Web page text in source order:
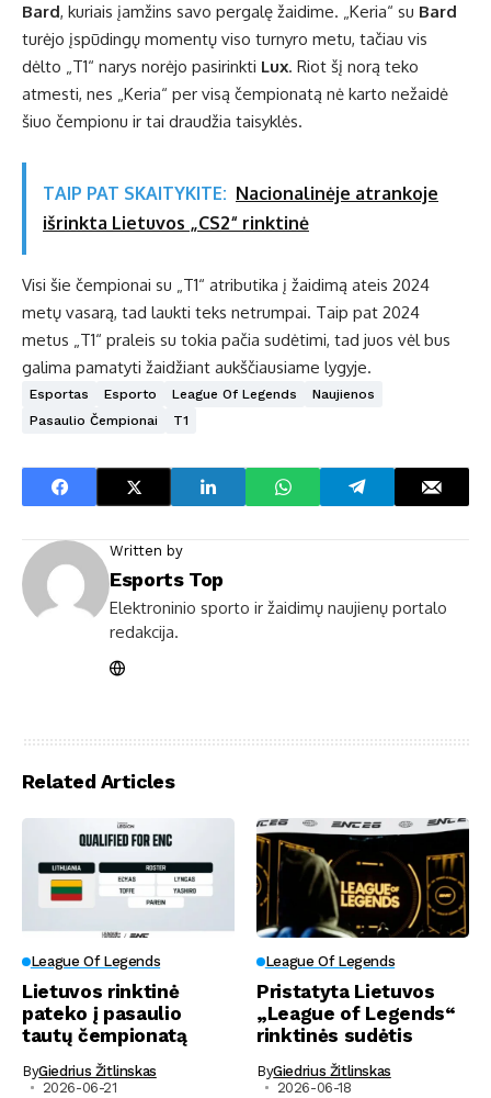
Bard, kuriais įamžins savo pergalę žaidime. „Keria“ su Bard
turėjo įspūdingų momentų viso turnyro metu, tačiau vis
dėlto „T1“ narys norėjo pasirinkti Lux. Riot šį norą teko
atmesti, nes „Keria“ per visą čempionatą nė karto nežaidė
šiuo čempionu ir tai draudžia taisyklės.
TAIP PAT SKAITYKITE: Nacionalinėje atrankoje
išrinkta Lietuvos „CS2“ rinktinė
Visi šie čempionai su „T1“ atributika į žaidimą ateis 2024
metų vasarą, tad laukti teks netrumpai. Taip pat 2024
metus „T1“ praleis su tokia pačia sudėtimi, tad juos vėl bus
galima pamatyti žaidžiant aukščiausiame lygyje.
Esportas Esporto League Of Legends
Naujienos
Pasaulio Čempionai
T1
Written by
Esports Top
Elektroninio sporto ir žaidimų naujienų portalo
redakcija.
Related Articles
League Of Legends
Lietuvos rinktinė
pateko į pasaulio
tautų čempionatą
ByGiedrius Žitlinskas
2026-06-21
League Of Legends
Pristatyta Lietuvos
„League of Legends“
rinktinės sudėtis
ByGiedrius Žitlinskas
2026-06-18